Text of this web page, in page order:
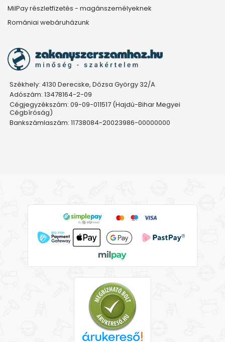
MilPay részletfizetés - magánszemélyeknek
Romániai webáruházunk
Székhely: 4130 Derecske, Dózsa György 32/A
Adószám: 13478164-2-09
Cégjegyzékszám: 09-09-011517 (Hajdú-Bihar Megyei
Cégbíróság)
Bankszámlaszám: 11738084-20023986-00000000